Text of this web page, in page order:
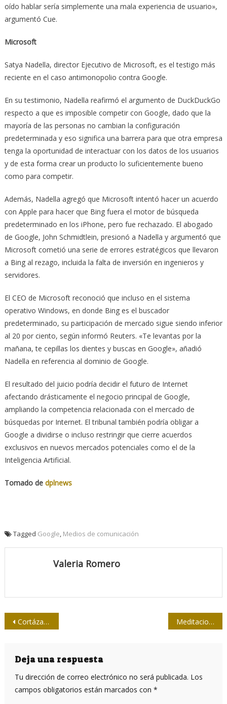
oído hablar sería simplemente una mala experiencia de usuario»,
argumentó Cue.
Microsoft
Satya Nadella, director Ejecutivo de Microsoft, es el testigo más
reciente en el caso antimonopolio contra Google.
En su testimonio, Nadella reafirmó el argumento de DuckDuckGo
respecto a que es imposible competir con Google, dado que la
mayoría de las personas no cambian la configuración
predeterminada y eso significa una barrera para que otra empresa
tenga la oportunidad de interactuar con los datos de los usuarios
y de esta forma crear un producto lo suficientemente bueno
como para competir.
Además, Nadella agregó que Microsoft intentó hacer un acuerdo
con Apple para hacer que Bing fuera el motor de búsqueda
predeterminado en los iPhone, pero fue rechazado. El abogado
de Google, John Schmidtlein, presionó a Nadella y argumentó que
Microsoft cometió una serie de errores estratégicos que llevaron
a Bing al rezago, incluida la falta de inversión en ingenieros y
servidores.
El CEO de Microsoft reconoció que incluso en el sistema
operativo Windows, en donde Bing es el buscador
predeterminado, su participación de mercado sigue siendo inferior
al 20 por ciento, según informó Reuters. «Te levantas por la
mañana, te cepillas los dientes y buscas en Google», añadió
Nadella en referencia al dominio de Google.
El resultado del juicio podría decidir el futuro de Internet
afectando drásticamente el negocio principal de Google,
ampliando la competencia relacionada con el mercado de
búsquedas por Internet. El tribunal también podría obligar a
Google a dividirse o incluso restringir que cierre acuerdos
exclusivos en nuevos mercados potenciales como el de la
Inteligencia Artificial.
Tomado de dplnews
Tagged Google Medios de comunicación
Valeria Romero
Navegación
entradas
Cortázar, Patricio y el hondo documental de Cuba Meditaciones post hospitalarias
Deja una respuesta
Tu dirección de correo electrónico no será publicada. Los
campos obligatorios están marcados con *